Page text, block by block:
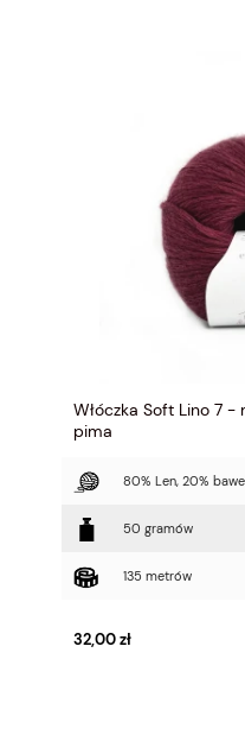
Włóczka Soft Lino 7 -
pima
80% Len, 20%
50 gramów
135 metrów
32,00 zł